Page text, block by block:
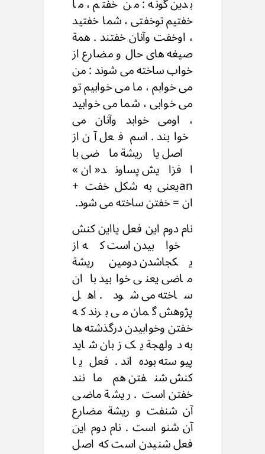
خفتیم توخفتی ، شما خفتید
، اوخفت وآنان خفتند . همة
صیغه های حال و مضارع از
خواب ساخته می شوند : من
می خوابم ، ما می خوابیم تو
می خوابی ، شما می خوابید
، اومی خوابد وآنان می
خوابند . اسم فعل آن از
اصل یاریشة ماضی با
افزایش پساوند« ان »
anیعنی به شکل خفت +
ان = خفتن ساخته می شود.
نام دوم این فعل یااین کنش
خوابیدن است که از
یکجاشدن دومین ریشة
ماضی یعنی خوابید با ان
ساخته می شود . اهل
پژوهش گمان می برند که
خفتن وخوابیدن درگذشته ها
به دولهجة یک زبان شاید
پیوسته بوده اند . فعل یا
کنش شنفتن هم مانند
خفتن است . ریشة ماضی
آن شنفت و ریشة مضارع
آن شنو است . نام دوم این
فعل شنیدن است که اصل